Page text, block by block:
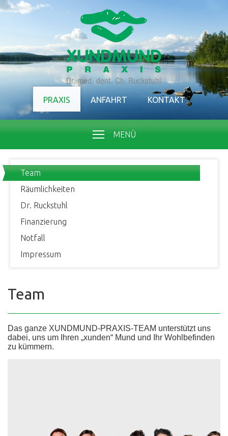
PRAXIS ANFAHRT KONTAKT
MENÜ
Team
Räumlichkeiten
Dr. Ruckstuhl
Finanzierung
Notfall
Impressum
Team
Das ganze XUNDMUND-PRAXIS-TEAM unterstützt uns
dabei, uns um Ihren „xunden“ Mund und Ihr Wohlbefinden
zu kümmern.